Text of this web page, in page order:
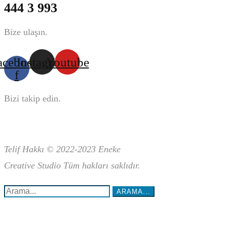
444 3 993
Bize ulaşın.
f
InstagramYoutube
Bizi takip edin.
Telif Hakkı © 2022-2023 Eneke
Creative Studio Tüm hakları saklıdır.
Arama...: ARAMA...